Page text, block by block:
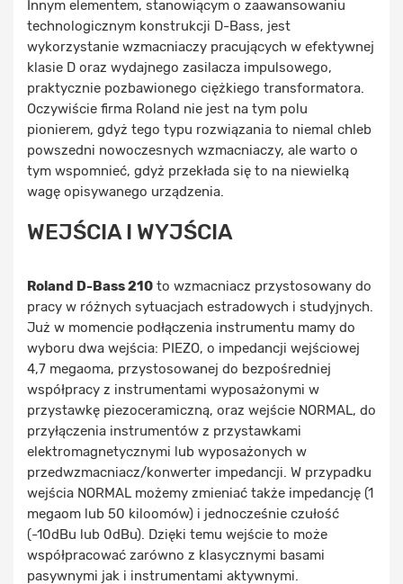
Innym elementem, stanowiącym o zaawansowaniu
technologicznym konstrukcji D-Bass, jest
wykorzystanie wzmacniaczy pracujących w efektywnej
klasie D oraz wydajnego zasilacza impulsowego,
praktycznie pozbawionego ciężkiego transformatora.
Oczywiście firma Roland nie jest na tym polu
pionierem, gdyż tego typu rozwiązania to niemal chleb
powszedni nowoczesnych wzmacniaczy, ale warto o
tym wspomnieć, gdyż przekłada się to na niewielką
wagę opisywanego urządzenia.
WEJŚCIA I WYJŚCIA
Roland D-Bass 210 to wzmacniacz przystosowany do
pracy w różnych sytuacjach estradowych i studyjnych.
Już w momencie podłączenia instrumentu mamy do
wyboru dwa wejścia: PIEZO, o impedancji wejściowej
4,7 megaoma, przystosowanej do bezpośredniej
współpracy z instrumentami wyposażonymi w
przystawkę piezoceramiczną, oraz wejście NORMAL, do
przyłączenia instrumentów z przystawkami
elektromagnetycznymi lub wyposażonych w
przedwzmacniacz/konwerter impedancji. W przypadku
wejścia NORMAL możemy zmieniać także impedancję (1
megaom lub 50 kiloomów) i jednocześnie czułość
(-10dBu lub 0dBu). Dzięki temu wejście to może
współpracować zarówno z klasycznymi basami
pasywnymi jak i instrumentami aktywnymi.